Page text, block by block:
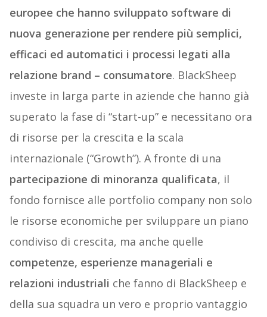
europee che hanno sviluppato software di
nuova generazione per rendere più semplici,
efficaci ed automatici i processi legati alla
relazione brand – consumatore. BlackSheep
investe in larga parte in aziende che hanno già
superato la fase di “start-up” e necessitano ora
di risorse per la crescita e la scala
internazionale (“Growth”). A fronte di una
partecipazione di minoranza qualificata, il
fondo fornisce alle portfolio company non solo
le risorse economiche per sviluppare un piano
condiviso di crescita, ma anche quelle
competenze, esperienze manageriali e
relazioni industriali che fanno di BlackSheep e
della sua squadra un vero e proprio vantaggio